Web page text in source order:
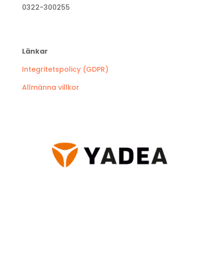
0322-300255
Länkar
Integritetspolicy (GDPR)
Allmänna villkor